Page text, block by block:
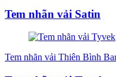
Tem nhãn vải Satin
Tem nhãn vải Thiên Bình